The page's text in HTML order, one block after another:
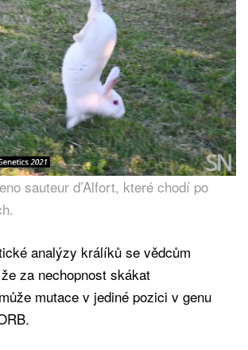
sauteur d’Alfort, které chodí po
analýzy králíků se vědcům
za nechopnost skákat
mutace v jediné pozici v genu